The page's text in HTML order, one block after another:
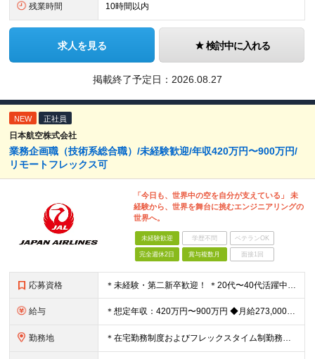
残業時間 10時間以内
求人を見る 検討中に入れる
掲載終了予定日： 2026.08.27
NEW 正社員
日本航空株式会社
業務企画職（技術系総合職）/未経験歓迎/年収420万円〜900万円/
リモートフレックス可
「今日も、世界中の空を自分が支えている」 未
経験から、世界を舞台に挑むエンジニアリングの
世界へ。
未経験歓迎 学歴不問 ベテランOK
完全週休2日 賞与複数月 面接1回
応募資格 ＊未経験・第二新卒歓迎！ ＊20代〜40代活躍中 ◆未経験歓迎 ◆四年制大学または高等専門学校（専攻科）を卒業・修了された方 ※英語を使った業務に抵抗感がない方 （海外マニュアル読解・メール対応等。
給与 ＊想定年収：420万円〜900万円 ◆月給273,000～＋賞与年3回＋残業代全額支給 ※経験・能力・前職給与を考慮の上、当社規定により決定 ※残業代は別途全額支給 ※試用期間3ヶ月あり（給与待遇に
勤務地 ＊在宅勤務制度およびフレックスタイム制勤務制度あり （一部の部門では運用対象外） 入社後の初期配属は、 株式会社JALエンジニアリングへ出向となります 【JALエンジニアリング】 羽田空港：東京都